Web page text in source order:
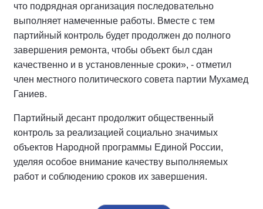
что подрядная организация последовательно
выполняет намеченные работы. Вместе с тем
партийный контроль будет продолжен до полного
завершения ремонта, чтобы объект был сдан
качественно и в установленные сроки», - отметил
член местного политического совета партии Мухамед
Ганиев.
Партийный десант продолжит общественный
контроль за реализацией социально значимых
объектов Народной программы Единой России,
уделяя особое внимание качеству выполняемых
работ и соблюдению сроков их завершения.